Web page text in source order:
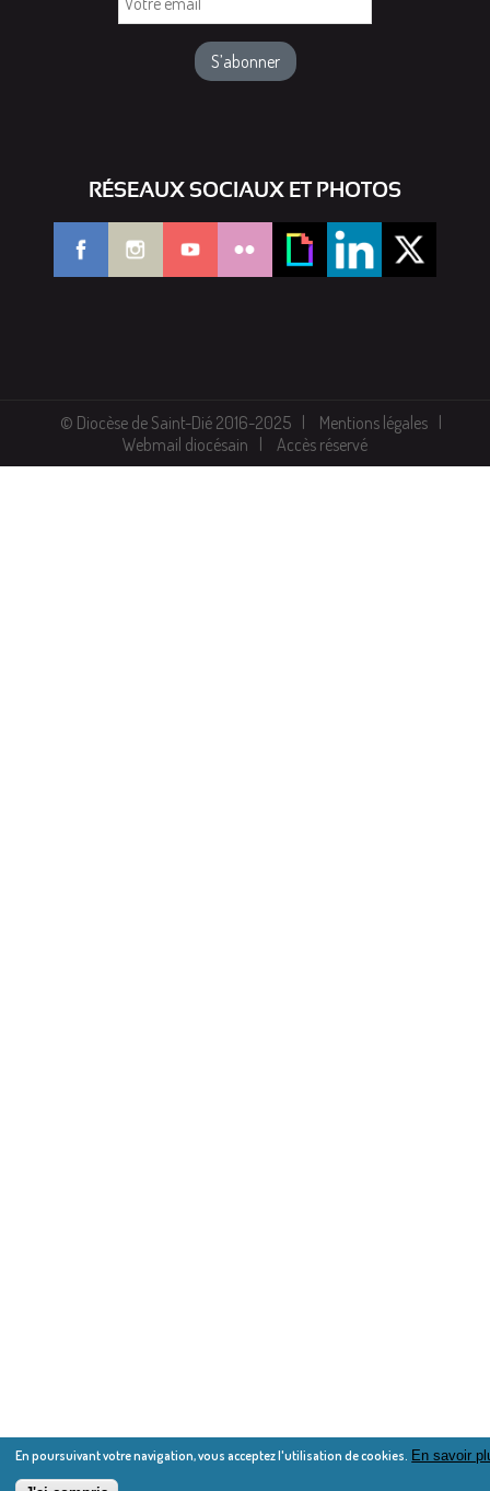
RÉSEAUX SOCIAUX ET PHOTOS
© Diocèse de Saint-Dié 2016-2025
Mentions légales
Webmail diocésain
Accès réservé
En poursuivant votre navigation, vous acceptez l'utilisation de cookies. En savoir